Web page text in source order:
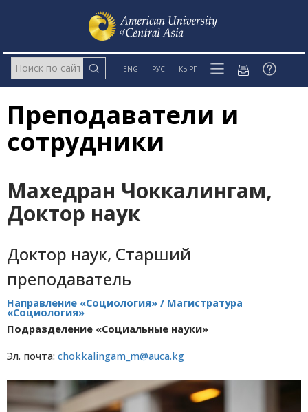
ENG РУС КЫРГ
Преподаватели и
сотрудники
Махедран Чоккалингам,
Доктор наук
Доктор наук, Старший
преподаватель
Направление «Социология» / Магистратура
«Социология»
Подразделение «Социальные науки»
Эл. почта: chokkalingam_m@auca.kg